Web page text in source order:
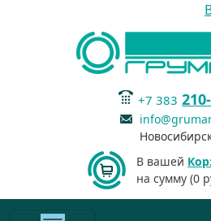
+7 383
В вашей
на сумму (0